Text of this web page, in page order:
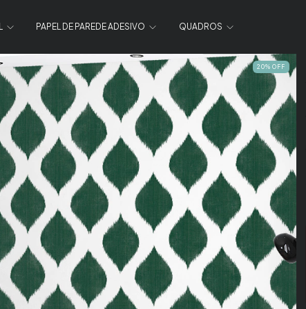
PAPEL DE PAREDE ADESIVO QUADROS
20% OFF